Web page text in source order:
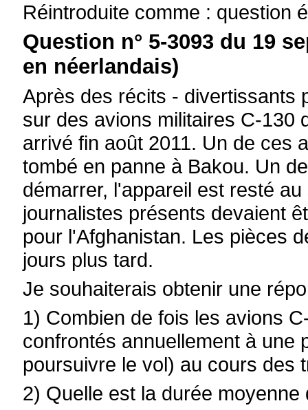
Réintroduite comme : question
Question n° 5-3093 du 19
en néerlandais)
Après des récits - divertissants
sur des avions militaires C-130
arrivé fin août 2011. Un de ces
tombé en panne à Bakou. Un
démarrer, l'appareil est resté
journalistes présents devaient
pour l'Afghanistan. Les pièces
jours plus tard.
Je souhaiterais obtenir une
1) Combien de fois les avions
confrontés annuellement à une
poursuivre le vol) au cours des
2) Quelle est la durée